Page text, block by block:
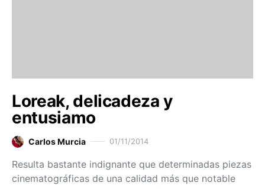
Loreak, delicadeza y
entusiamo
Carlos Murcia 01/11/2014
Resulta bastante indignante que determinadas piezas
cinematográficas de una calidad más que notable